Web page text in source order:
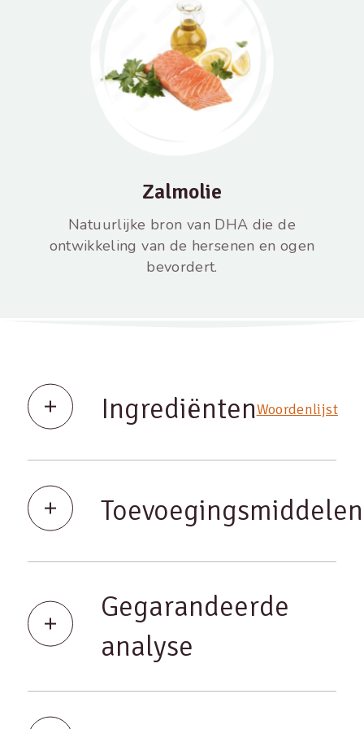
Zalmolie
Natuurlijke bron van DHA die de
ontwikkeling van de hersenen en ogen
bevordert.
IngrediëntenWoordenlijst
Toevoegingsmiddelen
Gegarandeerde
analyse